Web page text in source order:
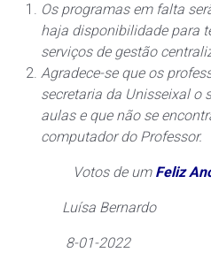
Os programas em falta
haja disponibilidade para
serviços de gestão
Agradece-se que os
secretaria da Unisseixal o
aulas e que não se
computador do Professor.
Votos de um Feliz
Luísa Bernardo
8-01-2022